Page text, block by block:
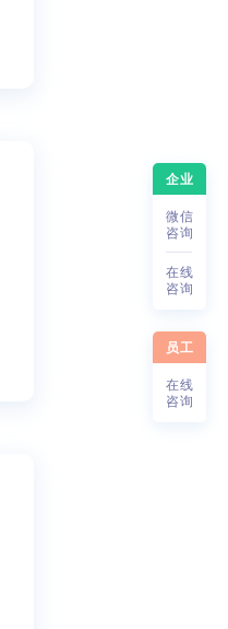
企业
微信
咨询
在线
咨询
员工
在线
咨询